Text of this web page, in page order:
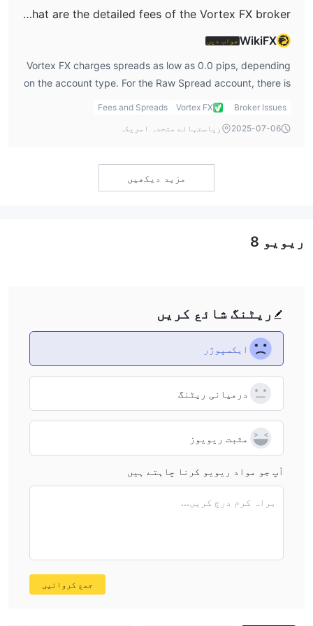
What are the detailed fees of the Vortex FX broker?
WikiFX جواب دیں
Vortex FX charges spreads as low as 0.0 pips, depending
on the account type. For the Raw Spread account, there is
a commission of $3.5 per lot. The Standard account with
Standard account without commission offers spreads
Broker Issues
Vortex FX
Fees and Spreads
2025-07-06
ریاستہائے متحدہ امریکہ
مزید دیکھیں
ریٹنگ شائع کریں
ایکسپوژر
درمیانی ریٹنگ
مثبت ریویوز
آپ جو مواد ریویو کرنا چاہتے ہیں
براہ کرم درج کریں...
جمع کروائیں
ریویو